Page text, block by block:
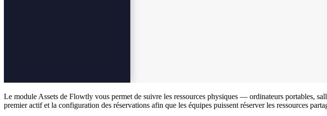
Le module Assets de Flowtly vous permet de suivre les ressources physiques — ordinateurs portables,
premier actif et la configuration des réservations afin que les équipes puissent réserver les ressources